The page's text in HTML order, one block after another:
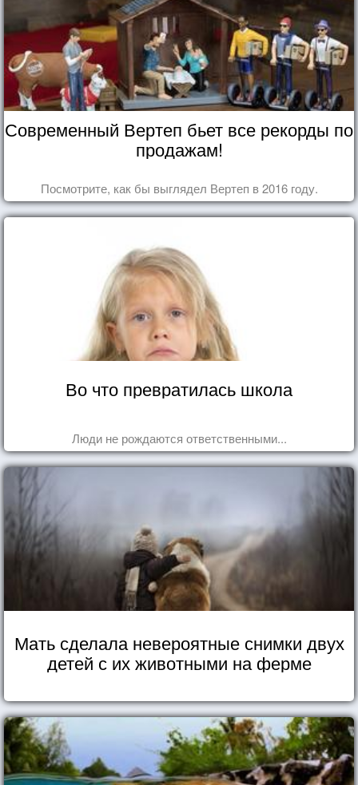
Современный Вертеп бьет все рекорды по
продажам!
Посмотрите, как бы выглядел Вертеп в 2016 году.
Во что превратилась школа
Люди не рождаются ответственными...
Мать сделала невероятные снимки двух
детей с их животными на ферме